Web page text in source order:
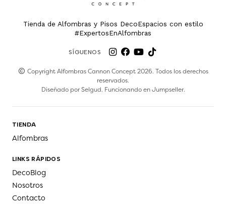
Tienda de Alfombras y Pisos DecoEspacios con estilo
#ExpertosEnAlfombras
SÍGUENOS
Copyright Alfombras Cannon Concept 2026. Todos los derechos
reservados.
Diseñado porSelgud. Funcionando enJumpseller.
TIENDA
Alfombras
LINKS RÁPIDOS
DecoBlog
Nosotros
Contacto